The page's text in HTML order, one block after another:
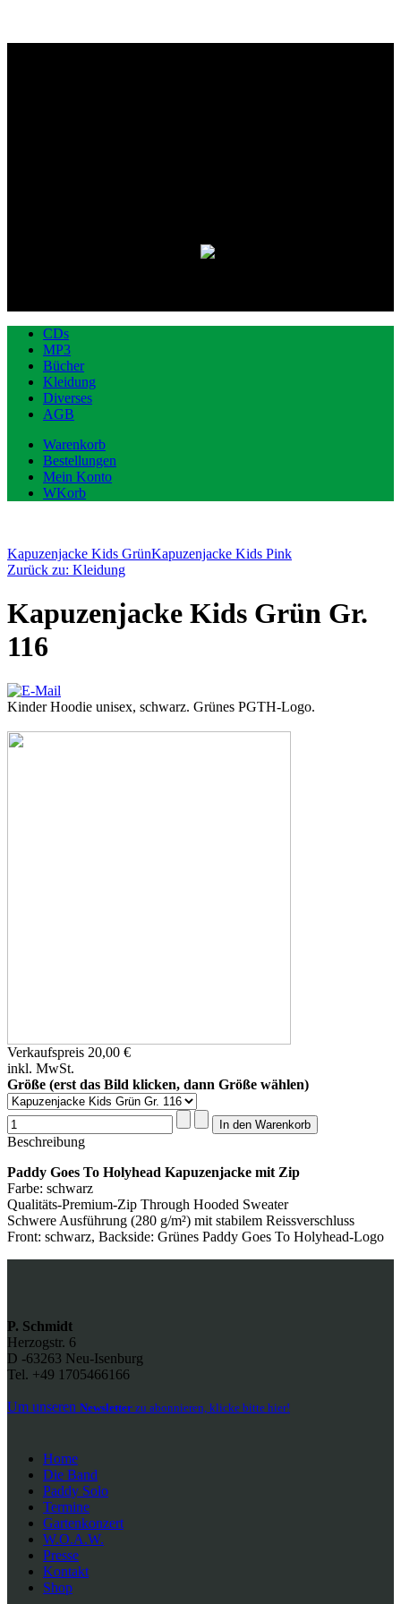
CDs
MP3
Bücher
Kleidung
Diverses
AGB
Warenkorb
Bestellungen
Mein Konto
WKorb
Kapuzenjacke Kids GrünKapuzenjacke Kids Pink
Zurück zu: Kleidung
Kapuzenjacke Kids Grün Gr.
116
Kinder Hoodie unisex, schwarz. Grünes PGTH-Logo.
Verkaufspreis 20,00 €
inkl. MwSt.
Größe (erst das Bild klicken, dann Größe wählen)
Beschreibung
Paddy Goes To Holyhead Kapuzenjacke mit Zip
Farbe: schwarz
Qualitäts-Premium-Zip Through Hooded Sweater
Schwere Ausführung (280 g/m²) mit stabilem Reissverschluss
Front: schwarz, Backside: Grünes Paddy Goes To Holyhead-Logo
P. Schmidt
Herzogstr. 6
D -63263 Neu-Isenburg
Tel. +49 1705466166
Um unseren Newsletter zu abonnieren, klicke bitte hier!
Home
Die Band
Paddy Solo
Termine
Gartenkonzert
W.O.A.W.
Presse
Kontakt
Shop